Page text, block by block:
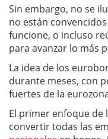
Sin embargo, no se
no están
funcione, o incluso
para avanzar lo más
La idea de los
durante meses, con
fuertes de la
El primer enfoque de
convertir todas las